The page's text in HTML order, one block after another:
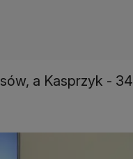
a Kasprzyk - 34